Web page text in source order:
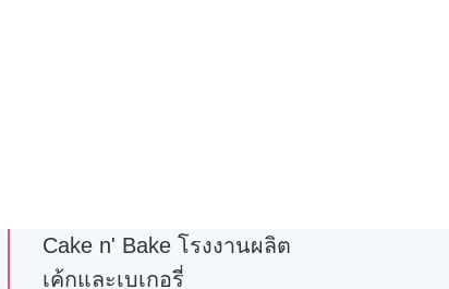
Cake n' Bake โรงงานผลิต
เค้กและเบเกอรี่